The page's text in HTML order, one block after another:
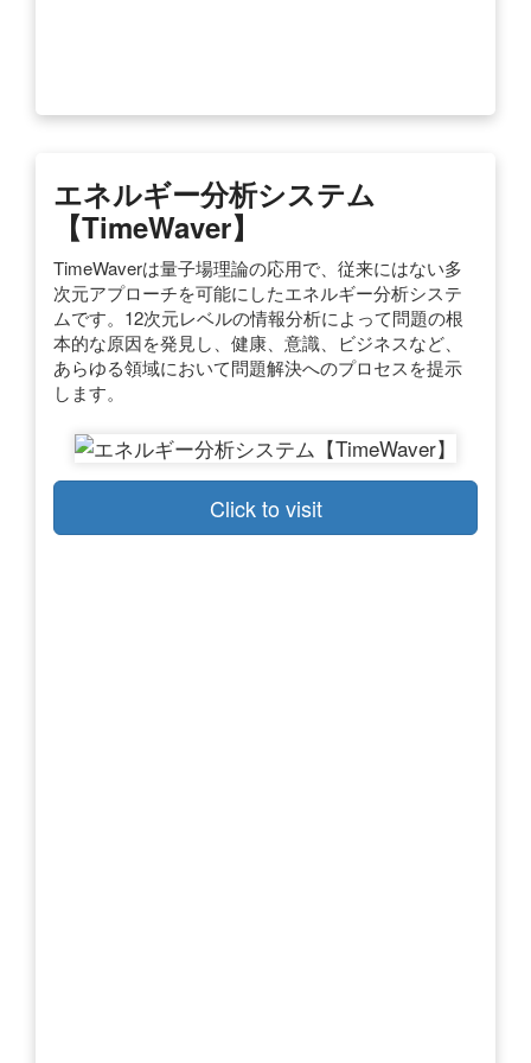
エネルギー分析システム
【TimeWaver】
TimeWaverは量子場理論の応用で、従来にはない多
次元アプローチを可能にしたエネルギー分析システ
ムです。12次元レベルの情報分析によって問題の根
本的な原因を発見し、健康、意識、ビジネスなど、
あらゆる領域において問題解決へのプロセスを提示
します。
Click to visit